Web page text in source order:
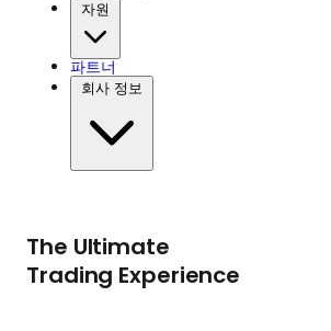
자원
파트너
회사 정보
The Ultimate
Trading Experience